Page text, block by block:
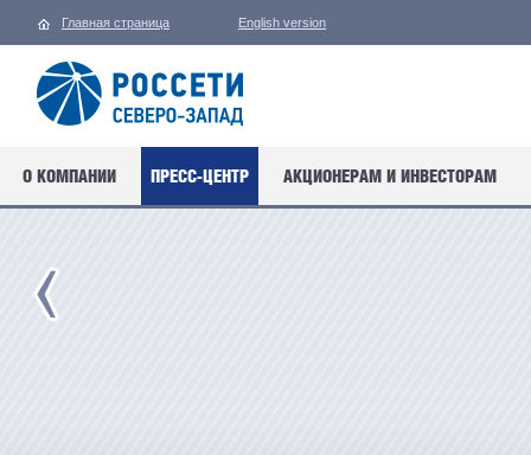
Главная страница English version
О КОМПАНИИ ПРЕСС-ЦЕНТР АКЦИОНЕРАМ И ИНВЕСТОРАМ